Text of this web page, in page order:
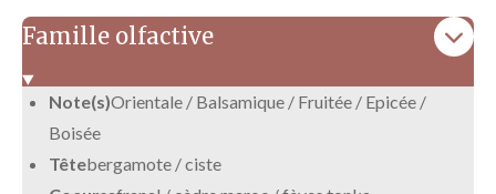
Famille olfactive
Note(s)Orientale / Balsamique / Fruitée / Epicée /
Boisée
Têtebergamote / ciste